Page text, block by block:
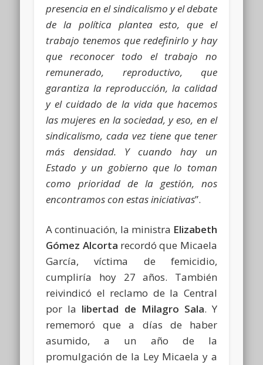
presencia en el sindicalismo y el debate
de la política plantea esto, que el
trabajo tenemos que redefinirlo y hay
que reconocer todo el trabajo no
remunerado, reproductivo, que
garantiza la reproducción, la calidad
y el cuidado de la vida que hacemos
las mujeres en la sociedad, y eso, en el
sindicalismo, cada vez tiene que tener
más densidad. Y cuando hay un
Estado y un gobierno que lo toman
como prioridad de la gestión, nos
encontramos con estas iniciativas”.
A continuación, la ministra Elizabeth
Gómez Alcorta recordó que Micaela
García, víctima de femicidio,
cumpliría hoy 27 años. También
reivindicó el reclamo de la Central
por la libertad de Milagro Sala. Y
rememoró que a días de haber
asumido, a un año de la
promulgación de la Ley Micaela y a